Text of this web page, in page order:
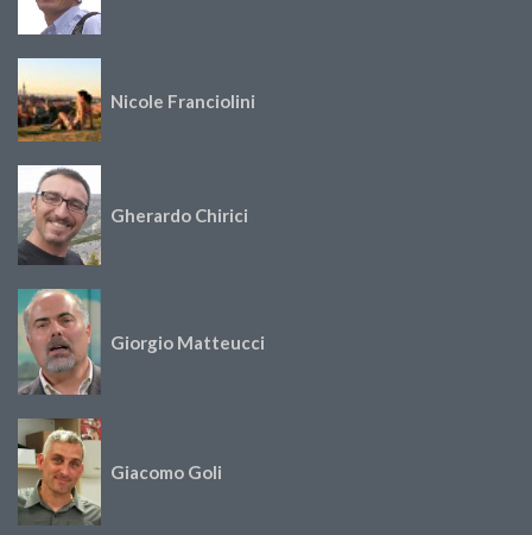
Nicole Franciolini
Gherardo Chirici
Giorgio Matteucci
Giacomo Goli